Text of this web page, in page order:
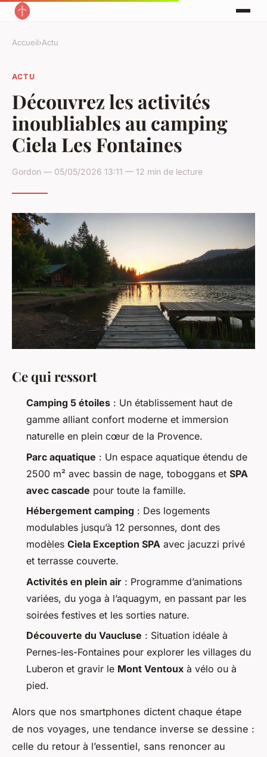
Accueil›Actu
ACTU
Découvrez les activités
inoubliables au camping
Ciela Les Fontaines
Gordon — 05/05/2026 13:11 — 12 min de lecture
Ce qui ressort
Camping 5 étoiles : Un établissement haut de
gamme alliant confort moderne et immersion
naturelle en plein cœur de la Provence.
Parc aquatique : Un espace aquatique étendu de
2500 m² avec bassin de nage, toboggans et SPA
avec cascade pour toute la famille.
Hébergement camping : Des logements
modulables jusqu’à 12 personnes, dont des
modèles Ciela Exception SPA avec jacuzzi privé
et terrasse couverte.
Activités en plein air : Programme d’animations
variées, du yoga à l’aquagym, en passant par les
soirées festives et les sorties nature.
Découverte du Vaucluse : Situation idéale à
Pernes-les-Fontaines pour explorer les villages du
Luberon et gravir le Mont Ventoux à vélo ou à
pied.
Alors que nos smartphones dictent chaque étape
de nos voyages, une tendance inverse se dessine :
celle du retour à l’essentiel, sans renoncer au